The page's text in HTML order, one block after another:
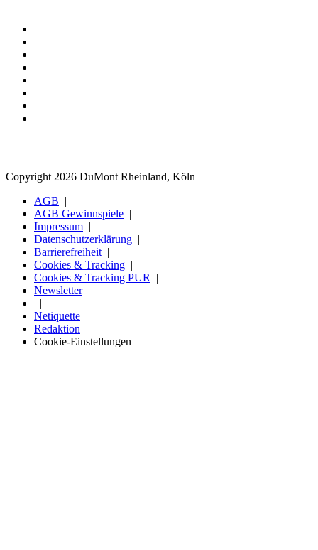
Copyright 2026 DuMont Rheinland, Köln
AGB
AGB Gewinnspiele
Impressum
Datenschutzerklärung
Barrierefreiheit
Cookies & Tracking
Cookies & Tracking PUR
Newsletter
Netiquette
Redaktion
Cookie-Einstellungen